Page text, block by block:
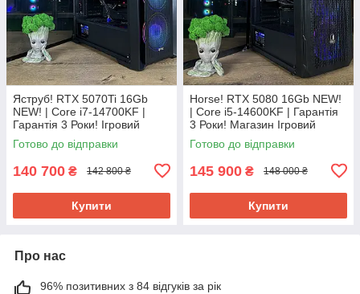
Яструб! RTX 5070Ti 16Gb
NEW! | Core i7-14700KF |
Гарантія 3 Роки! Ігровий
комп'ютер ПК від CyberCat
Готово до відправки
140 700 ₴ 142 800 ₴
Купити
Horse! RTX 5080 16Gb NEW!
| Core i5-14600KF | Гарантія
3 Роки! Магазин Ігровий
Компютер ПК від CyberCat
Готово до відправки
145 900 ₴ 148 000 ₴
Купити
Про нас
96% позитивних з 84 відгуків за рік